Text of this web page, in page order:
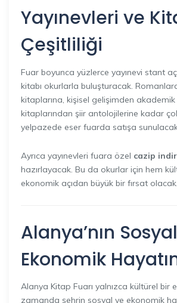
Yayınevleri ve
Çeşitliliği
Fuar boyunca yüzlerce yayınevi stant
kitabı okurlarla buluşturacak.
kitaplarına, kişisel gelişimden
kitaplarından şiir antolojilerine kadar
yelpazede eser fuarda satışa
Ayrıca yayınevleri fuara özel cazip
hazırlayacak. Bu da okurlar için hem
ekonomik açıdan büyük bir fırsat olacak.
Alanya’nın
Ekonomik
Alanya Kitap Fuarı yalnızca kültürel bir
zamanda şehrin sosyal ve ekonomik